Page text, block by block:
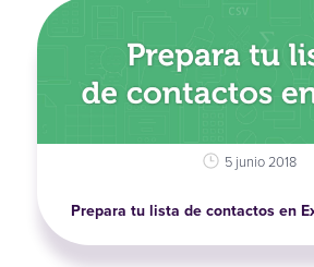
5 junio 2018
Prepara tu lista de contactos en